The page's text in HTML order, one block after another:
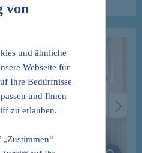
von
und ähnliche
Webseite für
Ihre Bedürfnisse
und Ihnen
zu erlauben.